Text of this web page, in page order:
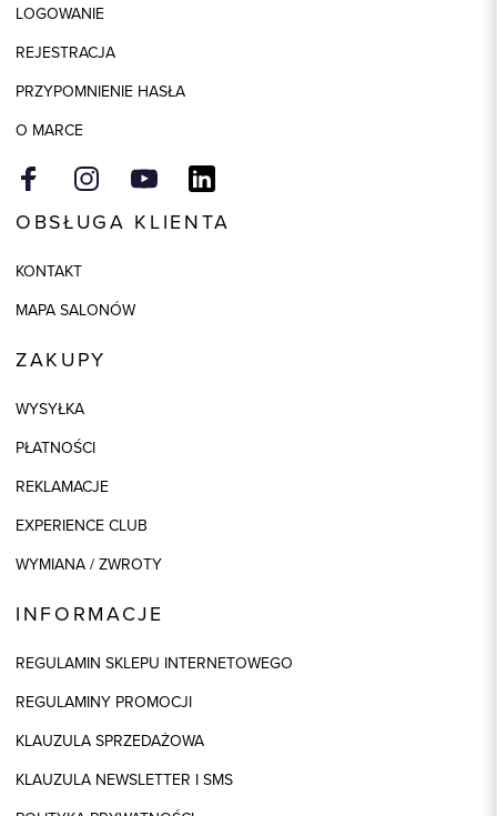
Kolor
LOGOWANIE
REJESTRACJA
PRZYPOMNIENIE HASŁA
O MARCE
OBSŁUGA KLIENTA
KONTAKT
MAPA SALONÓW
ZAKUPY
WYSYŁKA
PŁATNOŚCI
REKLAMACJE
EXPERIENCE CLUB
WYMIANA / ZWROTY
INFORMACJE
REGULAMIN SKLEPU INTERNETOWEGO
REGULAMINY PROMOCJI
KLAUZULA SPRZEDAŻOWA
KLAUZULA NEWSLETTER I SMS